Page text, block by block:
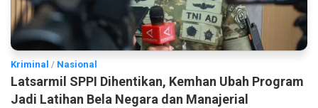
Kriminal / Nasional
Latsarmil SPPI Dihentikan, Kemhan Ubah Program
Jadi Latihan Bela Negara dan Manajerial